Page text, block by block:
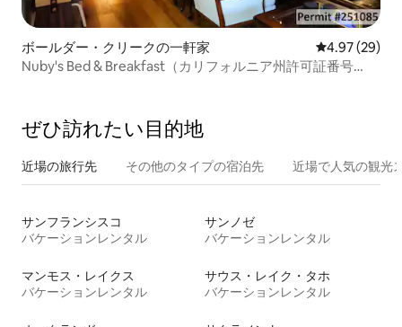
ボールダー・クリークの一軒家 レビュー29
4.97 (29)
Nuby's Bed & Breakfast（カリフォルニア州許可証番号
ぜひ訪⁠れ⁠た⁠い目⁠的⁠地
近場の旅行先 その他のタ⁠イ⁠プ⁠の宿⁠泊⁠先 近場で人気の観光
サンフランシスコ
バケーションレンタル
サンノゼ
バケーションレンタル
マンモス・レイクス
バケーションレンタル
サウス・レイク・タホ
バケーションレンタル